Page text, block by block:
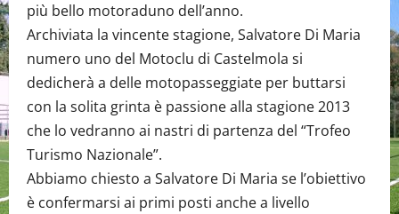
più bello motoraduno dell’anno.
Archiviata la vincente stagione, Salvatore Di Maria
numero uno del Motoclu di Castelmola si
dedicherà a delle motopasseggiate per buttarsi
con la solita grinta è passione alla stagione 2013
che lo vedranno ai nastri di partenza del “Trofeo
Turismo Nazionale”.
Abbiamo chiesto a Salvatore Di Maria se l’obiettivo
è confermarsi ai primi posti anche a livello